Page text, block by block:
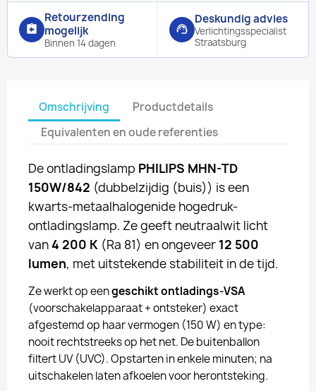
assignment_return
Retourzending
mogelijk
Binnen 14 dagen
support_agent
Deskundig advies
Verlichtingsspecialist
Straatsburg
Omschrijving
Productdetails
Equivalenten en oude referenties
De ontladingslamp PHILIPS MHN-TD
150W/842 (dubbelzijdig (buis)) is een
kwarts-metaalhalogenide hogedruk-
ontladingslamp. Ze geeft neutraalwit licht
van4 200 K (Ra 81) en ongeveer 12 500
lumen, met uitstekende stabiliteit in de tijd.
Ze werkt op eengeschikt ontladings-VSA
(voorschakelapparaat + ontsteker) exact
afgestemd op haar vermogen (150 W) en type:
nooit rechtstreeks op het net. De buitenballon
filtert UV (UVC). Opstarten in enkele minuten; na
uitschakelen laten afkoelen voor herontsteking.